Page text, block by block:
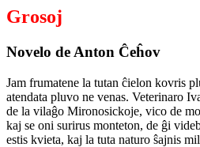
Grosoj
Novelo de Anton Ĉeĥov
Jam frumatene la tutan ĉielon kovris
atendata pluvo ne venas. Veterinaro
de la vilaĝo Mironosickoje, vico de
kaj se oni surirus monteton, de ĝi
estis kvieta, kaj la tuta naturo ŝajnis